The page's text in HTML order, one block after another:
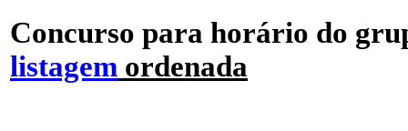
Concurso para horário do
listagem ordenada